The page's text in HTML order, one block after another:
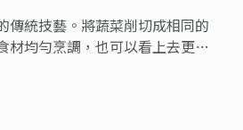
傳統技藝。將蔬菜削切成相同的
材均勻烹調，也可以看上去更賞